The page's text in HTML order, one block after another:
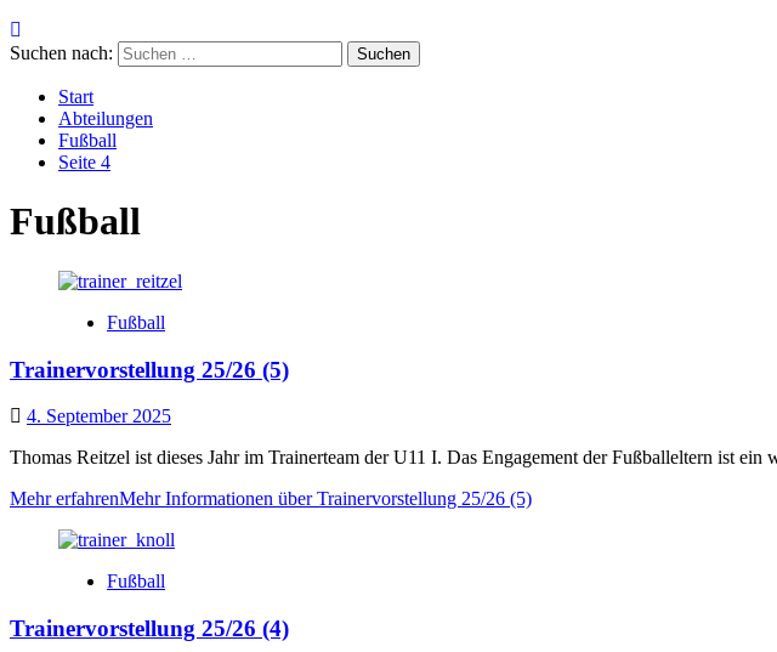
Suchen nach:
Start
Abteilungen
Fußball
Seite 4
Fußball
Fußball
Trainervorstellung 25/26 (5)
4. September 2025
Thomas Reitzel ist dieses Jahr im Trainerteam der U11 I. Das Engagement der Fußballeltern ist ein
Mehr erfahrenMehr Informationen über Trainervorstellung 25/26 (5)
Fußball
Trainervorstellung 25/26 (4)